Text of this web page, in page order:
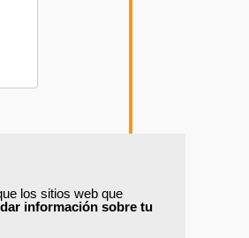
los sitios web que
información sobre tu